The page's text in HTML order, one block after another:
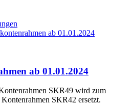
ab 01.01.2024
ab 01.01.2024
SKR49 wird zum
SKR42 ersetzt.